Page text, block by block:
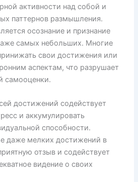
активности над собой и
паттернов размышления.
осознание и признание
самых небольших. Многие
свои достижения или
аспектам, что разрушает
самооценки.
достижений содействует
и аккумулировать
способности.
даже мелких достижений в
отзыв и содействует
видение о своих